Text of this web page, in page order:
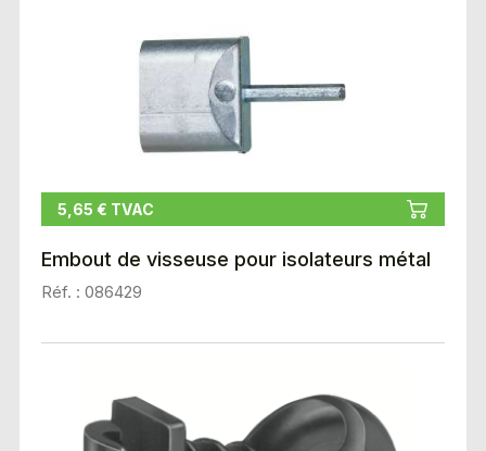
5,65 € TVAC
Embout de visseuse pour isolateurs métal
Réf. : 086429